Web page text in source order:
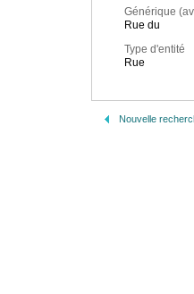
Générique
Rue du
Type d'entité
Rue
Nouvelle